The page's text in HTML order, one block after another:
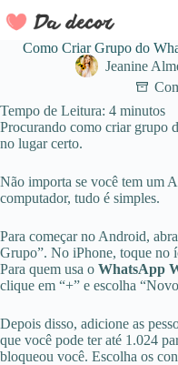
para
conteúdo
Como Criar Grupo do
Jeanine
Tempo de Leitura: 4 minutos
Procurando como criar grupo
no lugar certo.
Não importa se você tem um
computador, tudo é simples.
Para começar no Android,
Grupo”. No iPhone, toque no
Para quem usa o WhatsApp
clique em “+” e escolha
Depois disso, adicione as
que você pode ter até 1.024
bloqueou você. Escolha os